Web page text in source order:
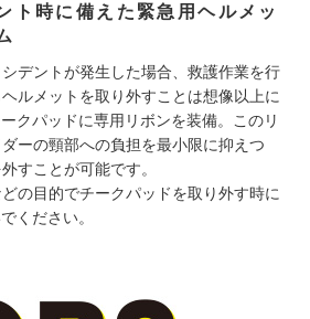
ト時に備えた緊急用ヘルメッ
デントが発生した場合、救護作業を行
ルメットを取り外すことは想像以上に
クパッドに専用リボンを装備。このリ
ーの頸部への負担を最小限に抑えつ
すことが可能です。
の目的でチークパッドを取り外す時に
ください。